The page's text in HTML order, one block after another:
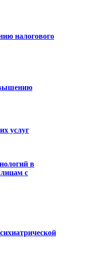
налогового
услуг
в
с